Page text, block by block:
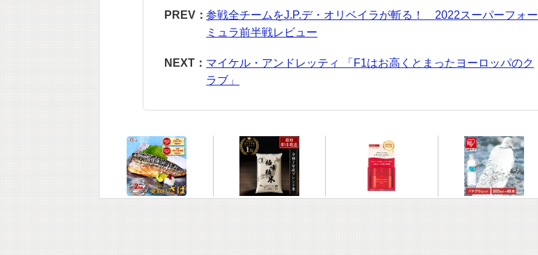
PREV：参戦全チームをJ.P.デ・オリベイラが斬る！ 2022スーパーフォー
ミュラ前半戦レビュー
NEXT： マイケル・アンドレッティ 「F1はお高くとまったヨーロッパのク
ラブ」